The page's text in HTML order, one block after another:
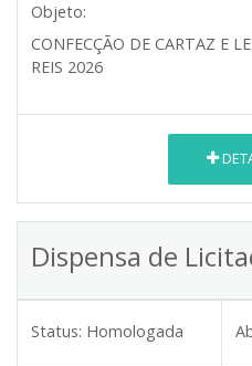
Objeto:
CONFECÇÃO DE CARTAZ E
REIS 2026
Dispensa de
Status: Homologada